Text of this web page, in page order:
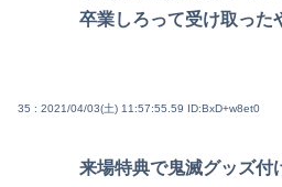
卒業しろって受け取った
35 : 2021/04/03(土) 11:57:55.59 ID:BxD+w8et0
来場特典で鬼滅グッズ付